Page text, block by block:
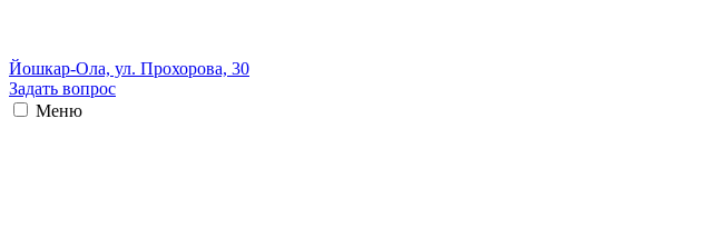
Йошкар-Ола, ул. Прохорова, 30
Задать вопрос
Меню